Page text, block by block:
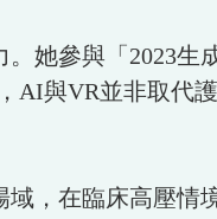
她參與「2023生
與VR並非取代
，在臨床高壓情